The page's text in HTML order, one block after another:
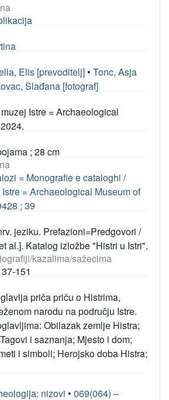
Elis [prevoditelj] • Tonc, Asja
Slađana [fotograf]
Istre = Archaeological
; 28 cm
= Monografie e cataloghi /
= Archaeological Museum of
; 39
jeziku. Prefazioni=Predgovori /
al.]. Katalog izložbe "Histri u Istri".
kazalima/sažecima
151
priča priču o Histrima,
narodu na području Istre.
Obilazak zemlje Histra;
i saznanja; Mjesto i dom;
i simboli; Herojsko doba Histra;
nizovi • 069(064) –